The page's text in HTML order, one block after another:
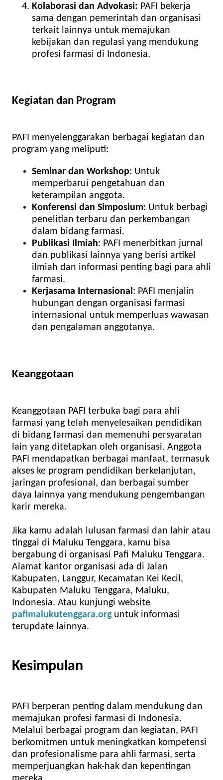
Kolaborasi dan Advokasi: PAFI bekerja
sama dengan pemerintah dan organisasi
terkait lainnya untuk memajukan
kebijakan dan regulasi yang mendukung
profesi farmasi di Indonesia.
Kegiatan dan Program
PAFI menyelenggarakan berbagai kegiatan dan
program yang meliputi:
Seminar dan Workshop: Untuk
memperbarui pengetahuan dan
keterampilan anggota.
Konferensi dan Simposium: Untuk berbagi
penelitian terbaru dan perkembangan
dalam bidang farmasi.
Publikasi Ilmiah: PAFI menerbitkan jurnal
dan publikasi lainnya yang berisi artikel
ilmiah dan informasi penting bagi para ahli
farmasi.
Kerjasama Internasional: PAFI menjalin
hubungan dengan organisasi farmasi
internasional untuk memperluas wawasan
dan pengalaman anggotanya.
Keanggotaan
Keanggotaan PAFI terbuka bagi para ahli
farmasi yang telah menyelesaikan pendidikan
di bidang farmasi dan memenuhi persyaratan
lain yang ditetapkan oleh organisasi. Anggota
PAFI mendapatkan berbagai manfaat, termasuk
akses ke program pendidikan berkelanjutan,
jaringan profesional, dan berbagai sumber
daya lainnya yang mendukung pengembangan
karir mereka.
Jika kamu adalah lulusan farmasi dan lahir atau
tinggal di Maluku Tenggara, kamu bisa
bergabung di organisasi Pafi Maluku Tenggara.
Alamat kantor organisasi ada di Jalan
Kabupaten, Langgur, Kecamatan Kei Kecil,
Kabupaten Maluku Tenggara, Maluku,
Indonesia. Atau kunjungi website
pafimalukutenggara.orguntuk informasi
terupdate lainnya.
Kesimpulan
PAFI berperan penting dalam mendukung dan
memajukan profesi farmasi di Indonesia.
Melalui berbagai program dan kegiatan, PAFI
berkomitmen untuk meningkatkan kompetensi
dan profesionalisme para ahli farmasi, serta
memperjuangkan hak-hak dan kepentingan